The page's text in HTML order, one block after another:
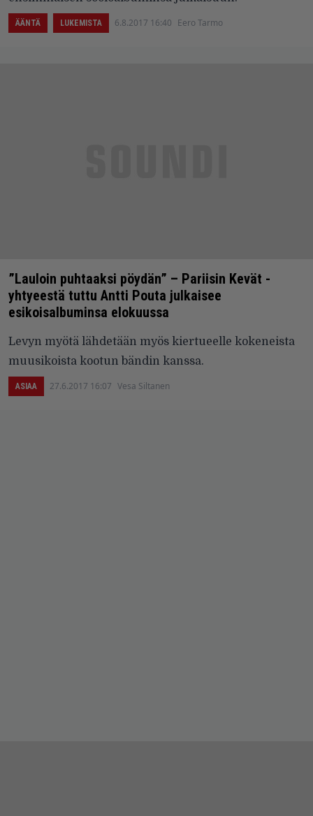
ÄÄNTÄ LUKEMISTA 6.8.2017 16:40 Eero Tarmo
”Lauloin puhtaaksi pöydän” – Pariisin Kevät -
yhtyeestä tuttu Antti Pouta julkaisee
esikoisalbuminsa elokuussa
Levyn myötä lähdetään myös kiertueelle kokeneista
muusikoista kootun bändin kanssa.
ASIAA 27.6.2017 16:07 Vesa Siltanen